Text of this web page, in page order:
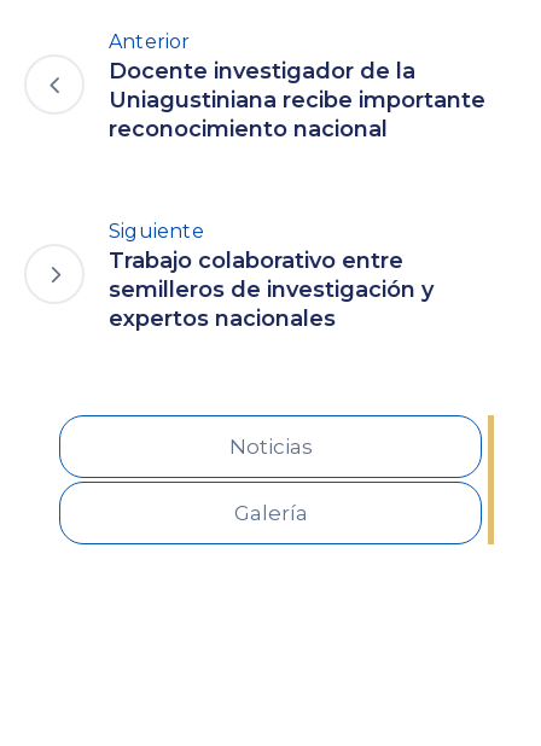
Anterior
Docente investigador de la
Uniagustiniana recibe importante
reconocimiento nacional
Siguiente
Trabajo colaborativo entre
semilleros de investigación y
expertos nacionales
Noticias
Galería